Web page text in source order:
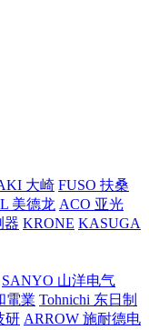
大崎 FUSO 扶桑
美德龙 ACO 亚光
器 KRONE KASUGA
SANYO 山洋电气
電業 Tohnichi 东日制
研 ARROW 施耐德电